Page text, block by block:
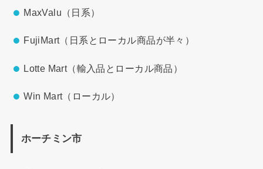
MaxValu（日系）
FujiMart（日系とローカル商品が半々）
Lotte Mart（輸入品とローカル商品）
Win Mart（ローカル）
ホーチミン市